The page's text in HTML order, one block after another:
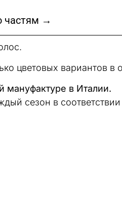
частям →
цветовых вариантов в
мануфактуре в Италии.
сезон в